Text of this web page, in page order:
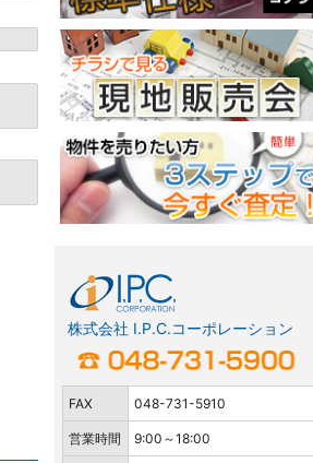
屋上プラン－Dog Garden－
2018.12.10
十日市
株式会社 I.P.C.コーポレーション
FAX 048-731-5910
営業時間 9:00～18:00